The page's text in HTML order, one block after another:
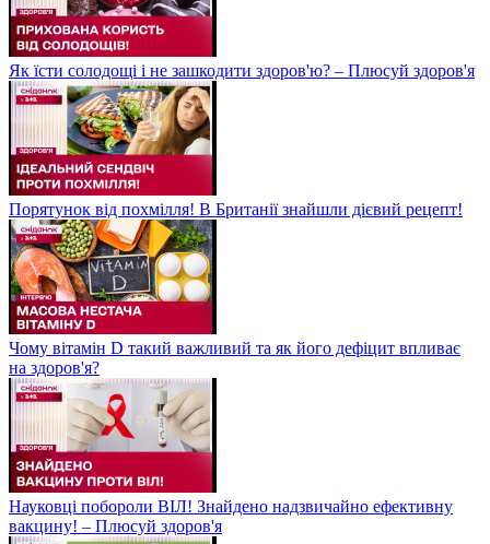
Як їсти солодощі і не зашкодити здоров'ю? – Плюсуй здоров'я
Порятунок від похмілля! В Британії знайшли дієвий рецепт!
Чому вітамін D такий важливий та як його дефіцит впливає
на здоров'я?
Науковці побороли ВІЛ! Знайдено надзвичайно ефективну
вакцину! – Плюсуй здоров'я